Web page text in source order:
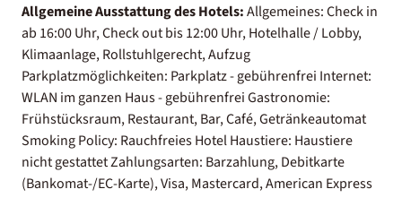
Allgemeine Ausstattung des Hotels:Allgemeines: Check in
ab 16:00 Uhr, Check out bis 12:00 Uhr, Hotelhalle / Lobby,
Klimaanlage, Rollstuhlgerecht, Aufzug
Parkplatzmöglichkeiten: Parkplatz - gebührenfrei Internet:
WLAN im ganzen Haus - gebührenfrei Gastronomie:
Frühstücksraum, Restaurant, Bar, Café, Getränkeautomat
Smoking Policy: Rauchfreies Hotel Haustiere: Haustiere
nicht gestattet Zahlungsarten: Barzahlung, Debitkarte
(Bankomat-/EC-Karte), Visa, Mastercard, American Express